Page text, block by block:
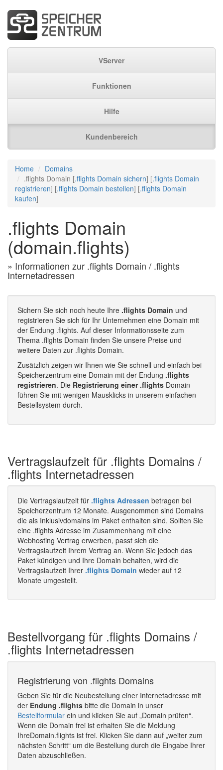
VServer
Funktionen
Hilfe
Kundenbereich
Home
Domains
.flights Domain [.flights Domain sichern] [.flights Domain
registrieren] [.flights Domain bestellen] [.flights Domain
kaufen]
.flights Domain
(domain.flights)
» Informationen zur .flights Domain / .flights
Internetadressen
Sichern Sie sich noch heute Ihre .flights Domain und
registrieren Sie sich für Ihr Unternehmen eine Domain mit
der Endung .flights. Auf dieser Informationsseite zum
Thema .flights Domain finden Sie unsere Preise und
weitere Daten zur .flights Domain.
Zusätzlich zeigen wir Ihnen wie Sie schnell und einfach bei
Speicherzentrum eine Domain mit der Endung .flights
registrieren. Die Registrierung einer .flights Domain
führen Sie mit wenigen Mausklicks in unserem einfachen
Bestellsystem durch.
Vertragslaufzeit für .flights Domains /
.flights Internetadressen
Die Vertragslaufzeit für .flights Adressen betragen bei
Speicherzentrum 12 Monate. Ausgenommen sind Domains
die als Inklusivdomains im Paket enthalten sind. Sollten Sie
eine .flights Adresse im Zusammenhang mit eine
Webhosting Vertrag erwerben, passt sich die
Vertragslaufzeit Ihrem Vertrag an. Wenn Sie jedoch das
Paket kündigen und Ihre Domain behalten, wird die
Vertragslaufzeit Ihrer .flights Domain wieder auf 12
Monate umgestellt.
Bestellvorgang für .flights Domains /
.flights Internetadressen
Registrierung von .flights Domains
Geben Sie für die Neubestellung einer Internetadresse mit
der Endung .flights bitte die Domain in unser
Bestellformular ein und klicken Sie auf „Domain prüfen“.
Wenn die Domain frei ist erhalten Sie die Meldung
IhreDomain.flights ist frei. Klicken Sie dann auf „weiter zum
nächsten Schritt“ um die Bestellung durch die Eingabe Ihrer
Daten abzuschließen.